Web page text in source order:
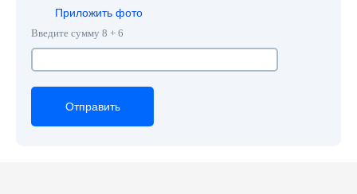
Приложить фото
Введите сумму 8 + 6
Отправить
Отправить
Отправить